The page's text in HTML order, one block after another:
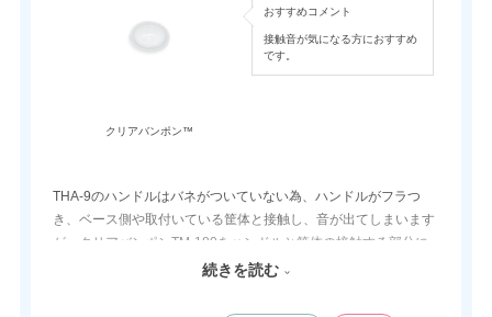
クリアバンポン™
おすすめコメント
接触音が気になる方におすすめ
です。
THA-9のハンドルはバネがついていない為、ハンドルがフラつ
き、ベース側や取付いている筐体と接触し、音が出てしまいます
が、クリアバンポンTM-180をハンドルと筐体の接触する部分に
貼って頂く事により、接触音防止する事が出来ます。
続きを読む